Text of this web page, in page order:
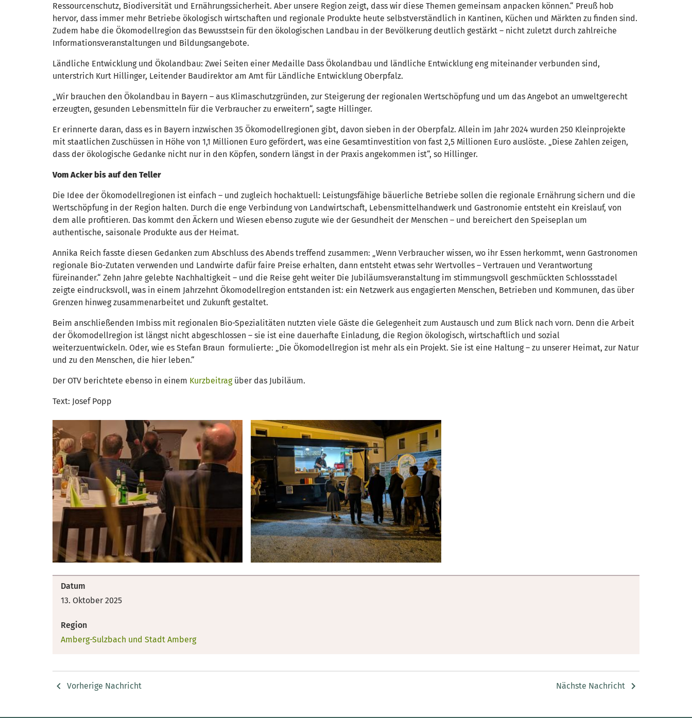
Ressourcenschutz, Biodiversität und Ernährungssicherheit. Aber unsere Region zeigt, dass wir diese Themen gemeinsam anpacken können.“ Preuß hob
hervor, dass immer mehr Betriebe ökologisch wirtschaften und regionale Produkte heute selbstverständlich in Kantinen, Küchen und Märkten zu finden sind.
Zudem habe die Ökomodellregion das Bewusstsein für den ökologischen Landbau in der Bevölkerung deutlich gestärkt – nicht zuletzt durch zahlreiche
Informationsveranstaltungen und Bildungsangebote.
Ländliche Entwicklung und Ökolandbau: Zwei Seiten einer Medaille Dass Ökolandbau und ländliche Entwicklung eng miteinander verbunden sind,
unterstrich Kurt Hillinger, Leitender Baudirektor am Amt für Ländliche Entwicklung Oberpfalz.
„Wir brauchen den Ökolandbau in Bayern – aus Klimaschutzgründen, zur Steigerung der regionalen Wertschöpfung und um das Angebot an umweltgerecht
erzeugten, gesunden Lebensmitteln für die Verbraucher zu erweitern“, sagte Hillinger.
Er erinnerte daran, dass es in Bayern inzwischen 35 Ökomodellregionen gibt, davon sieben in der Oberpfalz. Allein im Jahr 2024 wurden 250 Kleinprojekte
mit staatlichen Zuschüssen in Höhe von 1,1 Millionen Euro gefördert, was eine Gesamtinvestition von fast 2,5 Millionen Euro auslöste. „Diese Zahlen zeigen,
dass der ökologische Gedanke nicht nur in den Köpfen, sondern längst in der Praxis angekommen ist“, so Hillinger.
Vom Acker bis auf den Teller
Die Idee der Ökomodellregionen ist einfach – und zugleich hochaktuell: Leistungsfähige bäuerliche Betriebe sollen die regionale Ernährung sichern und die
Wertschöpfung in der Region halten. Durch die enge Verbindung von Landwirtschaft, Lebensmittelhandwerk und Gastronomie entsteht ein Kreislauf, von
dem alle profitieren. Das kommt den Äckern und Wiesen ebenso zugute wie der Gesundheit der Menschen – und bereichert den Speiseplan um
authentische, saisonale Produkte aus der Heimat.
Annika Reich fasste diesen Gedanken zum Abschluss des Abends treffend zusammen: „Wenn Verbraucher wissen, wo ihr Essen herkommt, wenn Gastronomen
regionale Bio-Zutaten verwenden und Landwirte dafür faire Preise erhalten, dann entsteht etwas sehr Wertvolles – Vertrauen und Verantwortung
füreinander.“ Zehn Jahre gelebte Nachhaltigkeit – und die Reise geht weiter Die Jubiläumsveranstaltung im stimmungsvoll geschmückten Schlossstadel
zeigte eindrucksvoll, was in einem Jahrzehnt Ökomodellregion entstanden ist: ein Netzwerk aus engagierten Menschen, Betrieben und Kommunen, das über
Grenzen hinweg zusammenarbeitet und Zukunft gestaltet.
Beim anschließenden Imbiss mit regionalen Bio-Spezialitäten nutzten viele Gäste die Gelegenheit zum Austausch und zum Blick nach vorn. Denn die Arbeit
der Ökomodellregion ist längst nicht abgeschlossen – sie ist eine dauerhafte Einladung, die Region ökologisch, wirtschaftlich und sozial
weiterzuentwickeln. Oder, wie es Stefan Braun formulierte: „Die Ökomodellregion ist mehr als ein Projekt. Sie ist eine Haltung – zu unserer Heimat, zur Natur
und zu den Menschen, die hier leben.“
Der OTV berichtete ebenso in einem Kurzbeitrag über das Jubiläum.
Text: Josef Popp
Datum
13. Oktober 2025
Region
Amberg-Sulzbach und Stadt Amberg
Vorherige Nachricht Nächste Nachricht